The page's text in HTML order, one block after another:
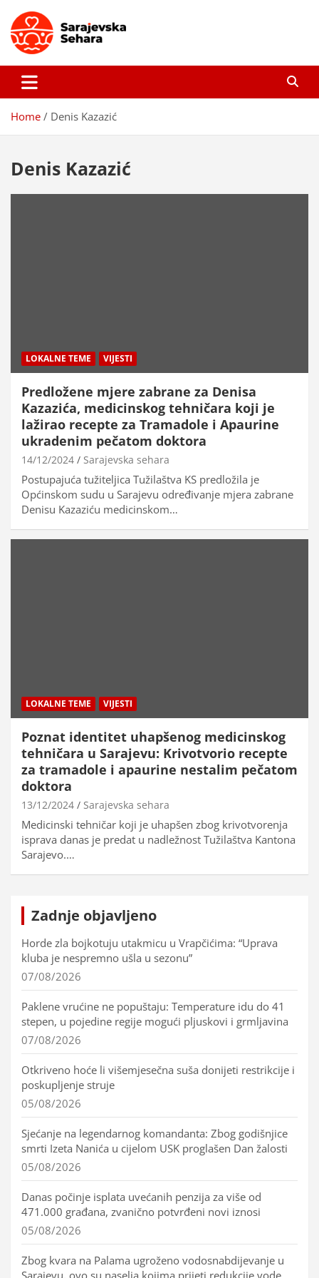
content
Sarajevska sehara
Home Denis Kazazić
Denis Kazazić
LOKALNE TEME VIJESTI
Predložene mjere zabrane za Denisa
Kazazića, medicinskog tehničara koji je
lažirao recepte za Tramadole i Apaurine
ukradenim pečatom doktora
14/12/2024 Sarajevska sehara
Postupajuća tužiteljica Tužilaštva KS predložila je
Općinskom sudu u Sarajevu određivanje mjera zabrane
Denisu Kazaziću medicinskom…
LOKALNE TEME VIJESTI
Poznat identitet uhapšenog medicinskog
tehničara u Sarajevu: Krivotvorio recepte
za tramadole i apaurine nestalim pečatom
doktora
13/12/2024 Sarajevska sehara
Medicinski tehničar koji je uhapšen zbog krivotvorenja
isprava danas je predat u nadležnost Tužilaštva Kantona
Sarajevo.…
Zadnje objavljeno
Horde zla bojkotuju utakmicu u Vrapčićima: “Uprava
kluba je nespremno ušla u sezonu”
07/08/2026
Paklene vrućine ne popuštaju: Temperature idu do 41
stepen, u pojedine regije mogući pljuskovi i grmljavina
07/08/2026
Otkriveno hoće li višemjesečna suša donijeti restrikcije i
poskupljenje struje
05/08/2026
Sjećanje na legendarnog komandanta: Zbog godišnjice
smrti Izeta Nanića u cijelom USK proglašen Dan žalosti
05/08/2026
Danas počinje isplata uvećanih penzija za više od
471.000 građana, zvanično potvrđeni novi iznosi
05/08/2026
Zbog kvara na Palama ugroženo vodosnabdijevanje u
Sarajevu, ovo su naselja kojima prijeti redukcije vode